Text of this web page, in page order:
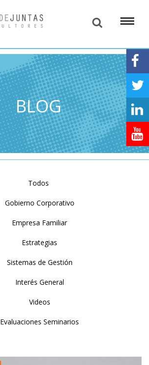
BLOG
Todos
Gobierno Corporativo
Empresa Familiar
Estrategias
Sistemas de Gestión
Interés General
Videos
Evaluaciones Seminarios